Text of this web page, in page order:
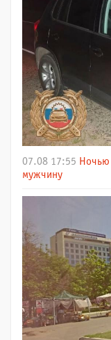
07.08 17:55 Ночью
мужчину